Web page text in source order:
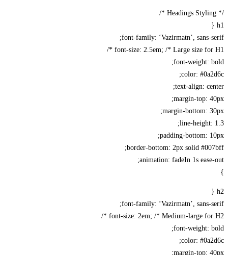
font-family: ‘Vazirmatn’, sans-
font-size: 2.5em; /* Large size for
font-weight:
color:
text-align:
margin-top:
margin-bottom:
line-
padding-bottom:
border-bottom: 2px solid
animation: fadeIn 1s
font-family: ‘Vazirmatn’, sans-
font-size: 2em; /* Medium-large for
font-weight:
color:
margin-top: